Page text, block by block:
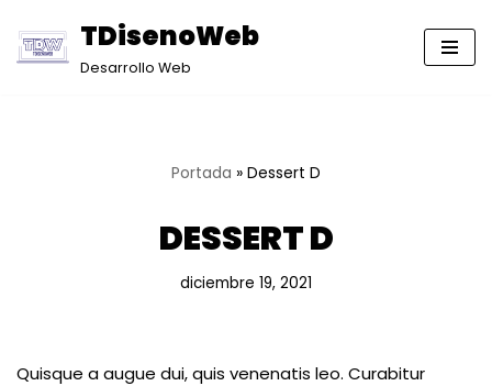
Saltar
TDisenoWeb
Desarrollo Web
Portada » Dessert D
DESSERT D
diciembre 19, 2021
Quisque a augue dui, quis venenatis leo. Curabitur